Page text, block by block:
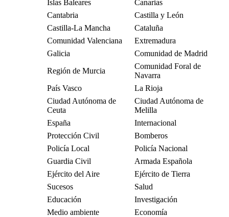
Islas Baleares
Canarias
Cantabria
Castilla y León
Castilla-La Mancha
Cataluña
Comunidad Valenciana
Extremadura
Galicia
Comunidad de Madrid
Región de Murcia
Comunidad Foral de
Navarra
País Vasco
La Rioja
Ciudad Autónoma de
Ceuta
Ciudad Autónoma de
Melilla
España
Internacional
Protección Civil
Bomberos
Policía Local
Policía Nacional
Guardia Civil
Armada Española
Ejército del Aire
Ejército de Tierra
Sucesos
Salud
Educación
Investigación
Medio ambiente
Economía